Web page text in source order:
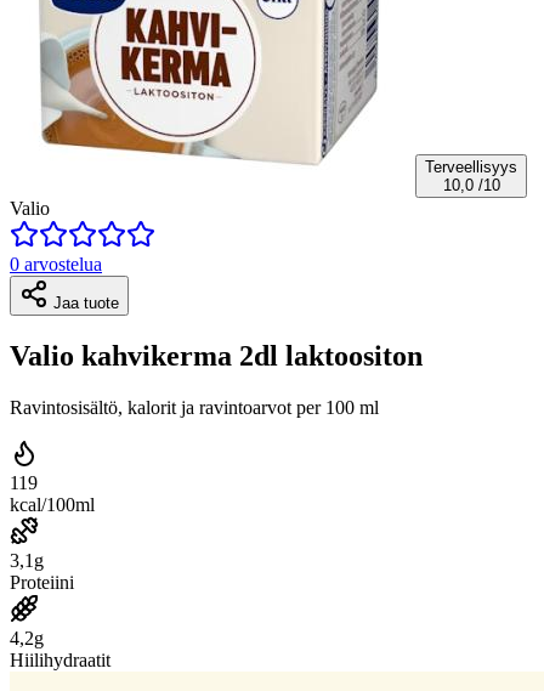
Terveellisyys
10,0 /10
Valio
0 arvostelua
Jaa tuote
Valio kahvikerma 2dl laktoositon
Ravintosisältö, kalorit ja ravintoarvot per 100 ml
119
kcal/100ml
3,1g
Proteiini
4,2g
Hiilihydraatit